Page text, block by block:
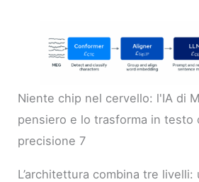
Niente chip nel cervello: l'IA di
pensiero e lo trasforma in testo
precisione 7
L’architettura combina tre livelli: